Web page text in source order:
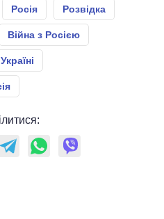
Росія Розвідка
Війна з Росією